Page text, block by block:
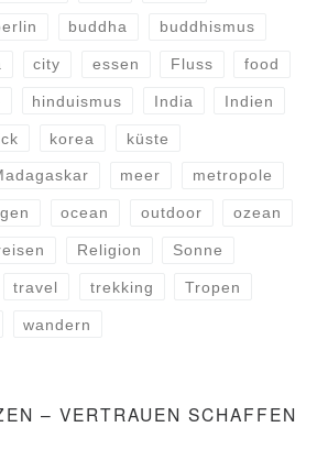
buddha buddhismus
city essen Fluss food
hinduismus India Indien
korea küste
meer metropole
ocean outdoor ozean
Religion Sonne
travel trekking Tropen
wandern
– VERTRAUEN SCHAFFEN